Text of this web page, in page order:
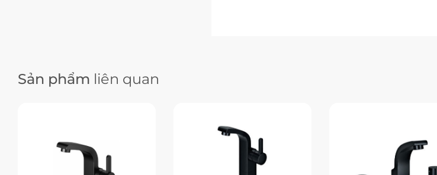
Sản phẩm liên quan